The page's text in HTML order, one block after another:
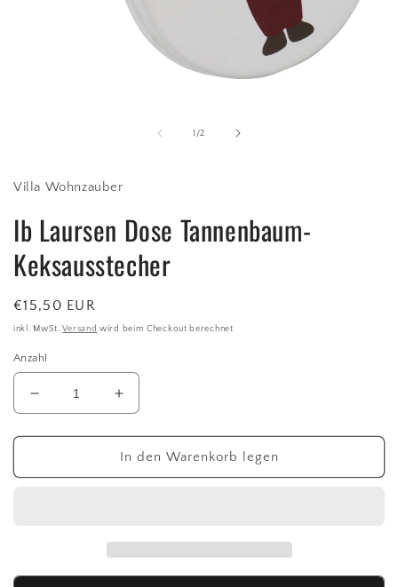
1 /von
2
Villa Wohnzauber
Ib Laursen Dose Tannenbaum-
Keksausstecher
Normaler
Preis
€15,50 EUR
inkl. MwSt.Versand wird beim Checkout berechnet
Anzahl
Verringere
die
Menge
Ib
Erhöhe
die
Menge
für
Ib
In den Warenkorb legen